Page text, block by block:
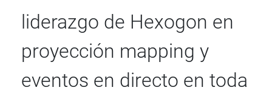
liderazgo de Hexogon en
proyección mapping y
eventos en directo en toda